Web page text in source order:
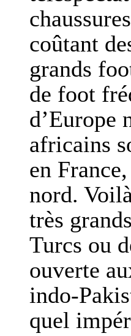
coûtant
grands
de foot
d’Europe
africains
en
nord.
très
Turcs ou
ouverte
indo-
quel